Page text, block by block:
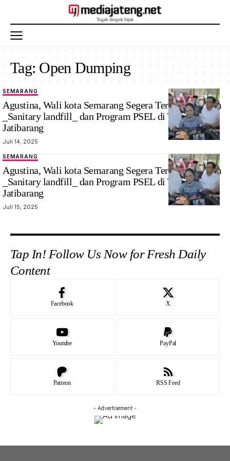
Tag: Open Dumping
SEMARANG
Agustina, Wali kota Semarang Segera Terapkan Sistem
_Sanitary landfill_ dan Program PSEL di TPA
Jatibarang
Juli 14, 2025
SEMARANG
Agustina, Wali kota Semarang Segera Terapkan Sistem
_Sanitary landfill_ dan Program PSEL di TPA
Jatibarang
Juli 15, 2025
Tap In! Follow Us Now for Fresh Daily
Content
Facebook X
Youtube PayPal
Patreon RSS Feed
- Advertisement -